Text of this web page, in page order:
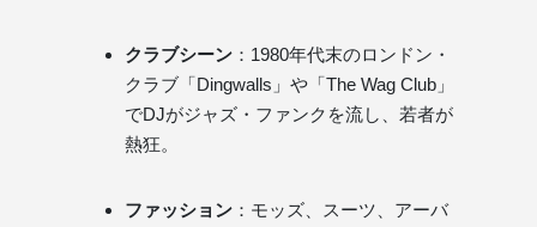
クラブシーン ：1980年代末のロンドン・
クラブ「Dingwalls」や「The Wag Club」
でDJがジャズ・ファンクを流し、若者が
熱狂。
ファッション ：モッズ、スーツ、アーバ